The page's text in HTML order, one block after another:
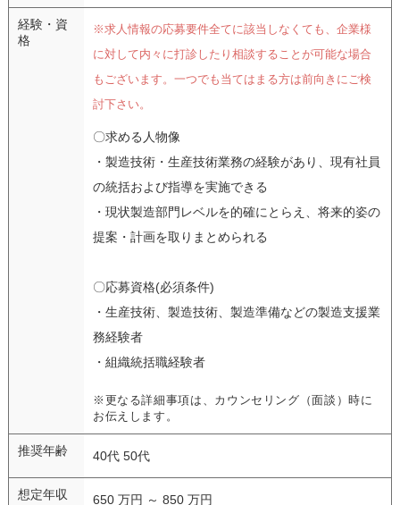
経験・資
格
※求人情報の応募要件全てに該当しなくても、企業様
に対して内々に打診したり相談することが可能な場合
もございます。一つでも当てはまる方は前向きにご検
討下さい。
〇求める人物像
・製造技術・生産技術業務の経験があり、現有社員
の統括および指導を実施できる
・現状製造部門レベルを的確にとらえ、将来的姿の
提案・計画を取りまとめられる
〇応募資格(必須条件)
・生産技術、製造技術、製造準備などの製造支援業
務経験者
・組織統括職経験者
※更なる詳細事項は、カウンセリング（面談）時に
お伝えします。
推奨年齢 40代 50代
想定年収 650 万円 ～ 850 万円